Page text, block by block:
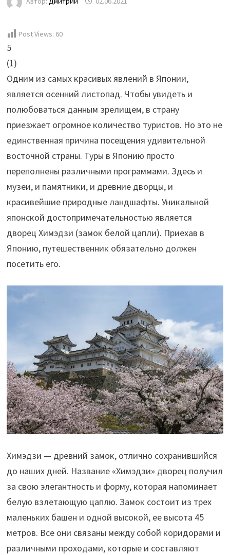
Post Views: 60
5
(1)
Одним из самых красивых явлений в Японии,
является осенний листопад. Чтобы увидеть и
полюбоваться данным зрелищем, в страну
приезжает огромное количество туристов. Но это не
единственная причина посещения удивительной
восточной страны. Туры в Японию просто
переполнены различными программами. Здесь и
музеи, и памятники, и древние дворцы, и
красивейшие природные ландшафты. Уникальной
японской достопримечательностью является
дворец Химэдзи (замок белой цапли). Приехав в
Японию, путешественник обязательно должен
посетить его.
Химэдзи — древний замок, отлично сохранившийся
до наших дней. Название «Химэдзи» дворец получил
за свою элегантность и форму, которая напоминает
белую взлетающую цаплю. Замок состоит из трех
маленьких башен и одной высокой, ее высота 45
метров. Все они связаны между собой коридорами и
различными проходами, которые и составляют